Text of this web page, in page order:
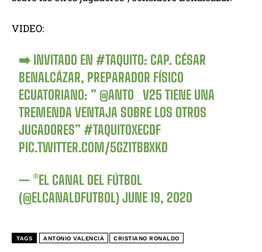
VIDEO:
➡️ INVITADO EN#TAQUITO: CAP. CÉSAR
BENALCÁZAR, PREPARADOR FÍSICO
ECUATORIANO: ” @ANTO_V25TIENE UNA
TREMENDA VENTAJA SOBRE LOS OTROS
JUGADORES”#TAQUITOXECDF
PIC.TWITTER.COM/5GZ1TBBXKD
— ®EL CANAL DEL FÚTBOL
(@ELCANALDFUTBOL)JUNE 19, 2020
TAGS ANTONIO VALENCIA CRISTIANO RONALDO